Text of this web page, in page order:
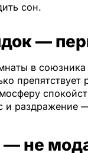
сон.
—
в союзника
и раздражение
не